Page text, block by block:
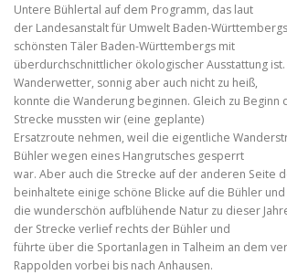
GOTTESDIENST MAL ANDERS
VEREINT IN CHRISTUS E.V. JESUS
Untere Bühlertal auf dem Programm, das laut
der Landesanstalt für Umwelt Baden-
schönsten Täler Baden-Württembergs mit
überdurchschnittlicher ökologischer Ausstattung
Wanderwetter, sonnig aber auch nicht zu heiß,
konnte die Wanderung beginnen. Gleich zu Beginn
Strecke mussten wir (eine geplante)
Ersatzroute nehmen, weil die eigentliche
Bühler wegen eines Hangrutsches gesperrt
war. Aber auch die Strecke auf der anderen Seite
beinhaltete einige schöne Blicke auf die Bühler und
die wunderschön aufblühende Natur zu dieser
der Strecke verlief rechts der Bühler und
führte über die Sportanlagen in Talheim an dem
Rappolden vorbei bis nach Anhausen.